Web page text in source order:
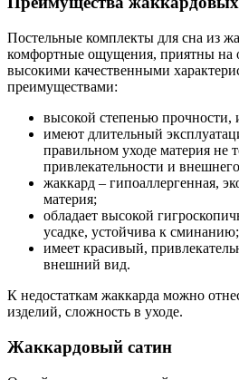
Постельные комплекты для сна из
комфортные ощущения, приятны на
высокими качественными
преимуществами:
высокой степенью прочности,
имеют длительный
правильном уходе материя не
привлекательности и
жаккард – гипоаллергенная,
материя;
обладает высокой
усадке, устойчива к сминанию;
имеет красивый,
внешний вид.
К недостаткам жаккарда можно
изделий, сложность в уходе.
Жаккардовый сатин